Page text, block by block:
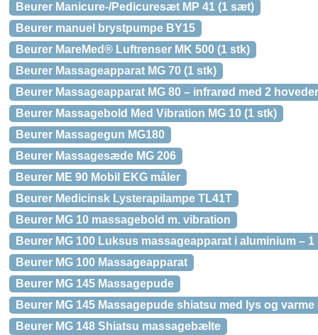
Beurer Manicure-/Pedicuresæt MP 41 (1 sæt)
Beurer manuel brystpumpe BY15
Beurer MareMed® Luftrenser MK 500 (1 stk)
Beurer Massageapparat MG 70 (1 stk)
Beurer Massageapparat MG 80 – infrarød med 2 hoveder
Beurer Massagebold Med Vibration MG 10 (1 stk)
Beurer Massagegun MG180
Beurer Massagesæde MG 206
Beurer ME 90 Mobil EKG måler
Beurer Medicinsk Lysterapilampe TL41T
Beurer MG 10 massagebold m. vibration
Beurer MG 100 Luksus massageapparat i aluminium – 1
Beurer MG 100 Massageapparat
Beurer MG 145 Massagepude
Beurer MG 145 Massagepude shiatsu med lys og varme
Beurer MG 148 Shiatsu massagebælte